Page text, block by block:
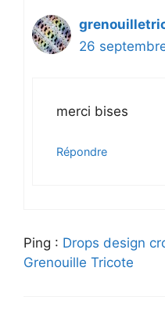
26
merci bises
Répondre
Ping : Drops design
Grenouille Tricote